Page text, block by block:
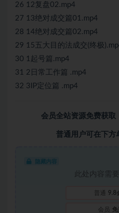
26 12复盘02.mp4
27 13绝对成交篇01.mp4
28 14绝对成交篇02.mp4
29 15五大目的法成交(终极
30 1起号篇.mp4
31 2日常工作篇 .mp4
32 3IP定位篇 .mp4
会员全站资源免费获取
普通用户可在下方
隐藏内容
此处内容需
普通 9.8
会员